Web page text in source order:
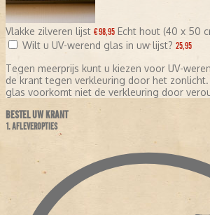
Vlakke zilveren lijst € 98,95 Echt hout (40 x 50
Wilt u UV-werend glas in uw lijst? 25,95
Tegen meerprijs kunt u kiezen voor UV-
de krant tegen verkleuring door het zonlicht.
glas voorkomt niet de verkleuring door
BESTEL UW KRANT
1. AFLEVEROPTIES